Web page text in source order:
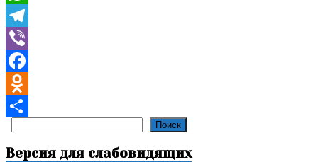
WhatsApp
Telegram
Viber
Facebook
Odnoklassniki
Поиск
Версия для слабовидящих